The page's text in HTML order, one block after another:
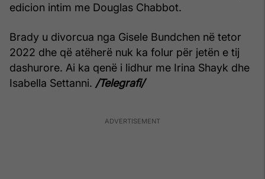
edicion intim me Douglas Chabbot.
Brady u divorcua nga Gisele Bundchen në tetor
2022 dhe që atëherë nuk ka folur për jetën e tij
dashurore. Ai ka qenë i lidhur me Irina Shayk dhe
Isabella Settanni. /Telegrafi/